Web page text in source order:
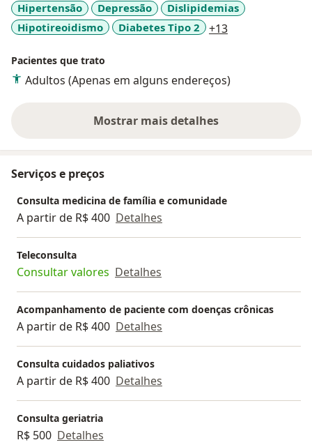
Hipertensão Depressão
Dislipidemias
Hipotireoidismo
Diabetes Tipo 2 +13
Pacientes que trato
Adultos (Apenas em alguns endereços)
Mostrar mais detalhes
sobre a experiência
Serviços e preços
Consulta medicina de família e comunidade
A partir de R$ 400 Detalhes
Teleconsulta
Consultar valores Detalhes
Acompanhamento de paciente com doenças crônicas
A partir de R$ 400 Detalhes
Consulta cuidados paliativos
A partir de R$ 400 Detalhes
Consulta geriatria
R$ 500 Detalhes